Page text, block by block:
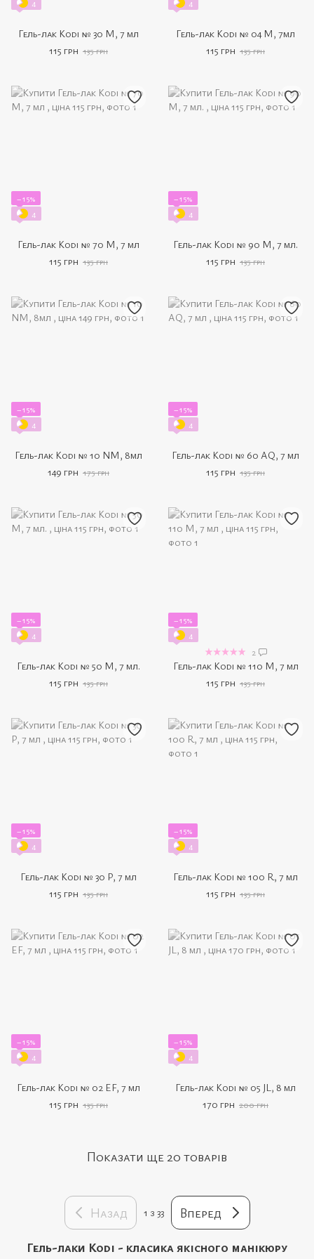
4
Гель-лак Kodi № 30 М, 7 мл
115 грн 135 грн
4
Гель-лак Kodi № 04 M, 7мл
115 грн 135 грн
−15%
4
Гель-лак Kodi № 70 M, 7 мл
115 грн 135 грн
−15%
4
Гель-лак Kodi № 90 M, 7 мл.
115 грн 135 грн
−15%
4
Гель-лак Kodi № 10 NM, 8мл
149 грн 175 грн
−15%
4
Гель-лак Kodi № 60 AQ, 7 мл
115 грн 135 грн
−15%
4
Гель-лак Kodi № 50 M, 7 мл.
115 грн 135 грн
−15%
4
2
Гель-лак Kodi № 110 M, 7 мл
115 грн 135 грн
−15%
4
Гель-лак Kodi № 30 P, 7 мл
115 грн 135 грн
−15%
4
Гель-лак Kodi № 100 R, 7 мл
115 грн 135 грн
−15%
4
Гель-лак Kodi № 02 EF, 7 мл
115 грн 135 грн
−15%
4
Гель-лак Kodi № 05 JL, 8 мл
170 грн 200 грн
Показати ще 20 товарів
Назад 1 з 33 Вперед
Гель-лаки Kodi - класика якісного манікюру